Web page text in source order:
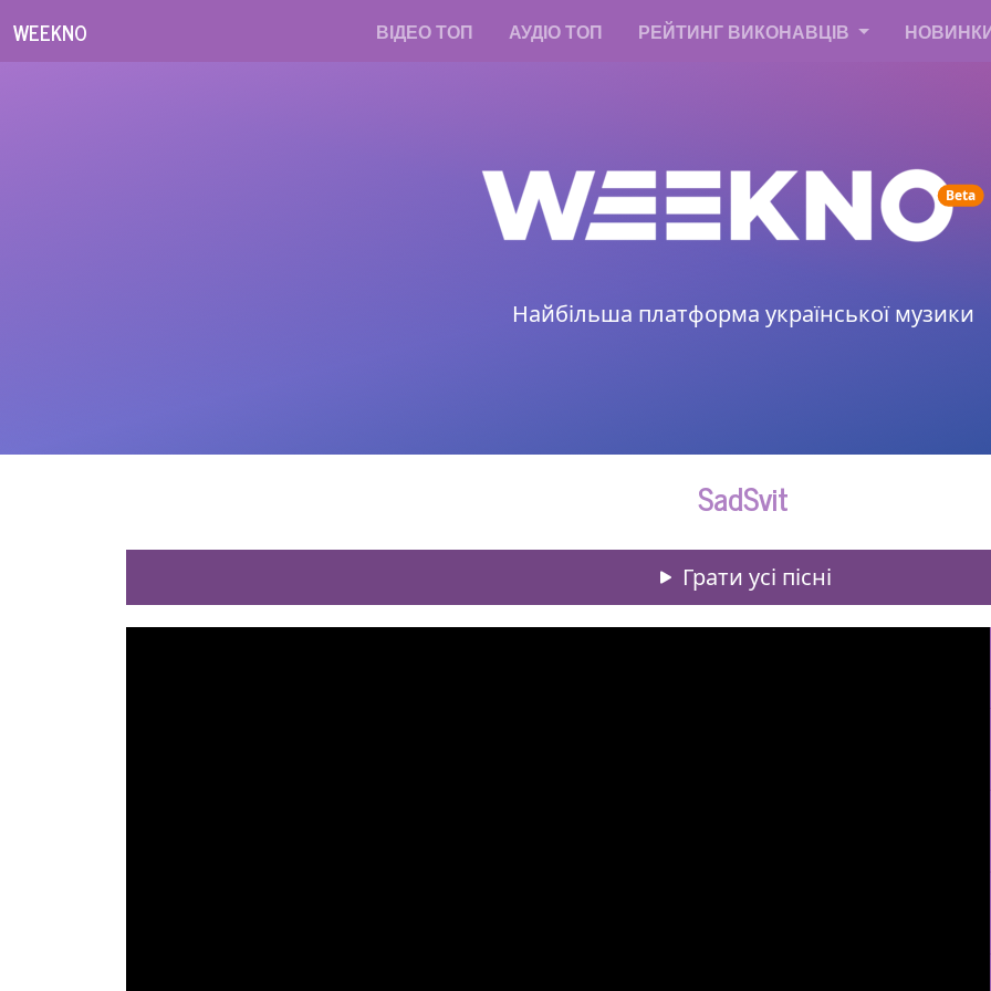
WEEKNO ВІДЕО ТОП АУДІО ТОП РЕЙТИНГ ВИКОНАВЦІВ
Beta
Найбільша платформа української музики
SadSvit
Грати усі пісні